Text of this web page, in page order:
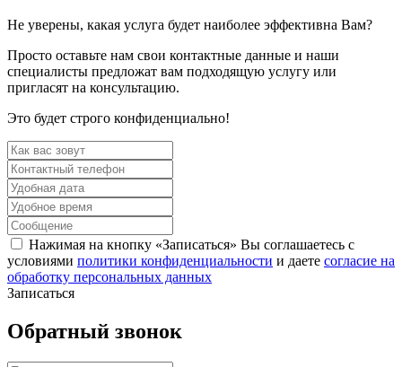
Не уверены, какая услуга будет наиболее эффективна Вам?
Просто оставьте нам свои контактные данные и наши
специалисты предложат вам подходящую услугу или
пригласят на консультацию.
Это будет строго конфиденциально!
Нажимая на кнопку «Записаться» Вы соглашаетесь с
условиями политики конфиденциальности и даете согласие на
обработку персональных данных
Записаться
Обратный звонок